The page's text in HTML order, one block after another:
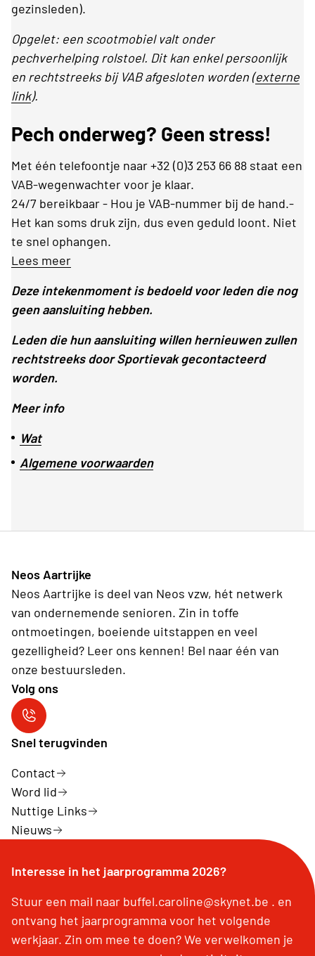
gezinsleden).
Opgelet: een scootmobiel valt onder
pechverhelping rolstoel. Dit kan enkel persoonlijk
en rechtstreeks bij VAB afgesloten worden (externe
link).
Pech onderweg? Geen stress!
Met één telefoontje naar +32 (0)3 253 66 88 staat een
VAB-wegenwachter voor je klaar.
24/7 bereikbaar - Hou je VAB-nummer bij de hand.-
Het kan soms druk zijn, dus even geduld loont. Niet
te snel ophangen.
Lees meer
Deze intekenmoment is bedoeld voor leden die nog
geen aansluiting hebben.
Leden die hun aansluiting willen hernieuwen zullen
rechtstreeks door Sportievak gecontacteerd
worden.
Meer info
Wat
Algemene voorwaarden
Neos Aartrijke
Neos Aartrijke is deel van Neos vzw, hét netwerk
van ondernemende senioren. Zin in toffe
ontmoetingen, boeiende uitstappen en veel
gezelligheid? Leer ons kennen! Bel naar één van
onze bestuursleden.
Volg ons
Neos Aartrijke
Snel terugvinden
Contact
Word lid
Nuttige Links
Nieuws
Interesse in het jaarprogramma 2026?
Stuur een mail naar buffel.caroline@skynet.be . en
ontvang het jaarprogramma voor het volgende
werkjaar. Zin om mee te doen? We verwelkomen je